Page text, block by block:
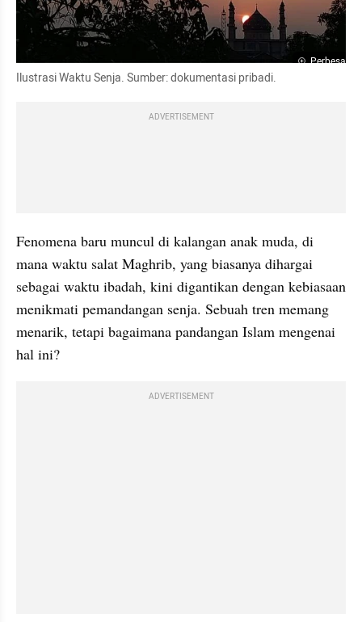
Perbesar
Ilustrasi Waktu Senja. Sumber: dokumentasi pribadi.
ADVERTISEMENT
Fenomena baru muncul di kalangan anak muda, di
mana waktu salat Maghrib, yang biasanya dihargai
sebagai waktu ibadah, kini digantikan dengan kebiasaan
menikmati pemandangan senja. Sebuah tren memang
menarik, tetapi bagaimana pandangan Islam mengenai
hal ini?
ADVERTISEMENT